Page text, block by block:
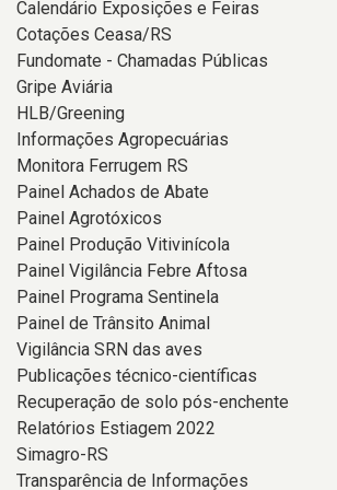
Calendário Exposições e Feiras
Cotações Ceasa/RS
Fundomate - Chamadas Públicas
Gripe Aviária
HLB/Greening
Informações Agropecuárias
Monitora Ferrugem RS
Painel Achados de Abate
Painel Agrotóxicos
Painel Produção Vitivinícola
Painel Vigilância Febre Aftosa
Painel Programa Sentinela
Painel de Trânsito Animal
Vigilância SRN das aves
Publicações técnico-científicas
Recuperação de solo pós-enchente
Relatórios Estiagem 2022
Simagro-RS
Transparência de Informações